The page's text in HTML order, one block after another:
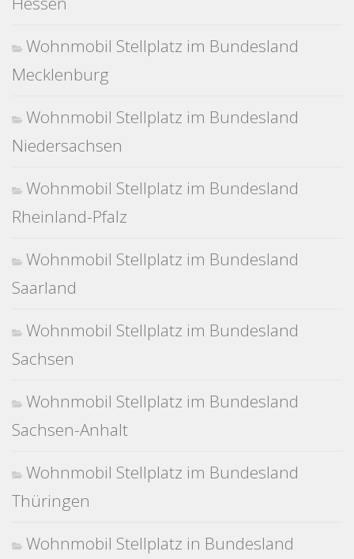
Wohnmobil Stellplatz im Bundesland
Mecklenburg
Wohnmobil Stellplatz im Bundesland
Niedersachsen
Wohnmobil Stellplatz im Bundesland
Rheinland-Pfalz
Wohnmobil Stellplatz im Bundesland
Saarland
Wohnmobil Stellplatz im Bundesland
Sachsen
Wohnmobil Stellplatz im Bundesland
Sachsen-Anhalt
Wohnmobil Stellplatz im Bundesland
Thüringen
Wohnmobil Stellplatz in Bundesland